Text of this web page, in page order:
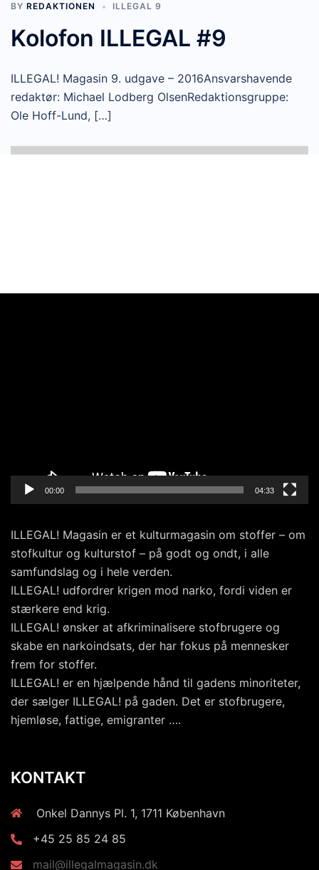
BY REDAKTIONEN ILLEGAL 9
Kolofon ILLEGAL #9
ILLEGAL! Magasin 9. udgave – 2016Ansvarshavende
redaktør: Michael Lodberg OlsenRedaktionsgruppe:
Ole Hoff-Lund, […]
00:00 04:33
ILLEGAL! Magasin er et kulturmagasin om stoffer – om
stofkultur og kulturstof – på godt og ondt, i alle
samfundslag og i hele verden.
ILLEGAL! udfordrer krigen mod narko, fordi viden er
stærkere end krig.
ILLEGAL! ønsker at afkriminalisere stofbrugere og
skabe en narkoindsats, der har fokus på mennesker
frem for stoffer.
ILLEGAL! er en hjælpende hånd til gadens minoriteter,
der sælger ILLEGAL! på gaden. Det er stofbrugere,
hjemløse, fattige, emigranter ….
KONTAKT
Onkel Dannys Pl. 1, 1711 København
+45 25 85 24 85
mail@illegalmagasin.dk